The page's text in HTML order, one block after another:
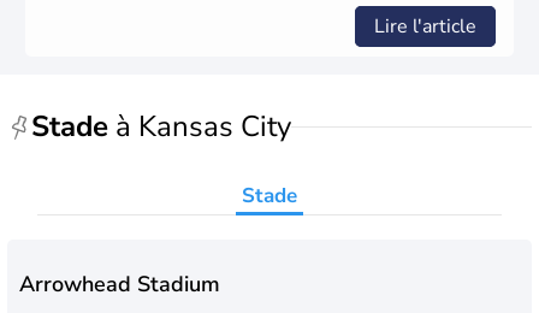
Lire l'article
Stade à Kansas City
Stade
Arrowhead Stadium